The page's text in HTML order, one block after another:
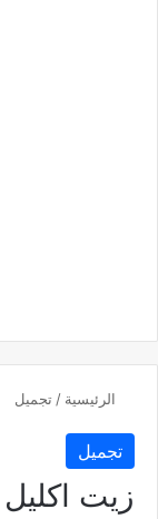
الرئيسية / تجميل
تجميل
زيت